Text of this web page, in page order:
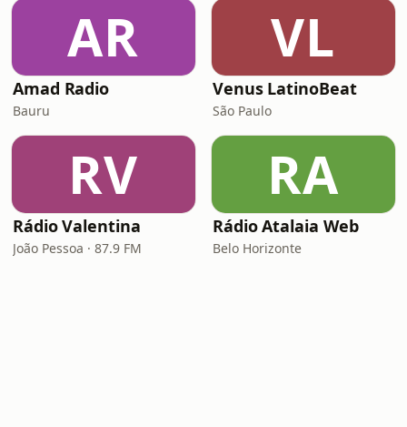
AR
Amad Radio
Bauru
VL
Venus LatinoBeat
São Paulo
RV
Rádio Valentina
João Pessoa · 87.9 FM
RA
Rádio Atalaia Web
Belo Horizonte